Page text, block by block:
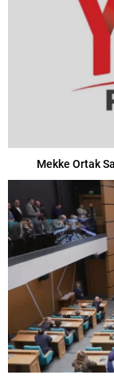
Mekke Ortak